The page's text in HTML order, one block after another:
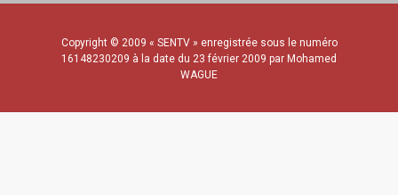
Copyright © 2009 « SENTV » enregistrée sous le numéro
16148230209 à la date du 23 février 2009 par Mohamed
WAGUE